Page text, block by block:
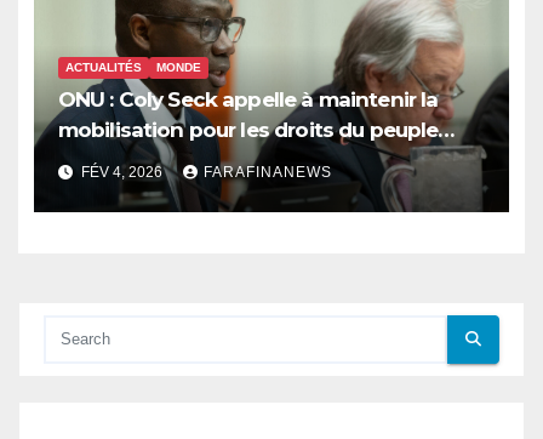
ACTUALITÉS MONDE
ONU : Coly Seck appelle à maintenir la
mobilisation pour les droits du peuple
palestinien
FÉV 4, 2026 FARAFINANEWS